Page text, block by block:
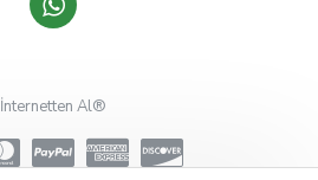
İnternetten Al®